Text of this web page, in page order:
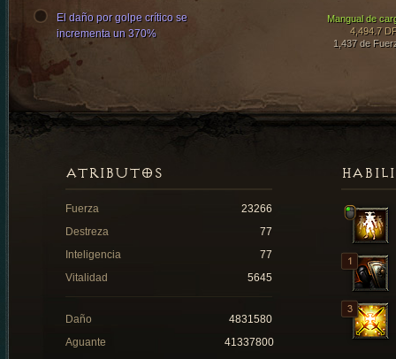
Mangual de
4,494.7
1,437 de
El daño por golpe crítico se
incrementa un 370%
ATRIBUTOS
Fuerza
23266
Destreza
77
Inteligencia
77
Vitalidad
5645
Daño
4831580
Aguante
41337800